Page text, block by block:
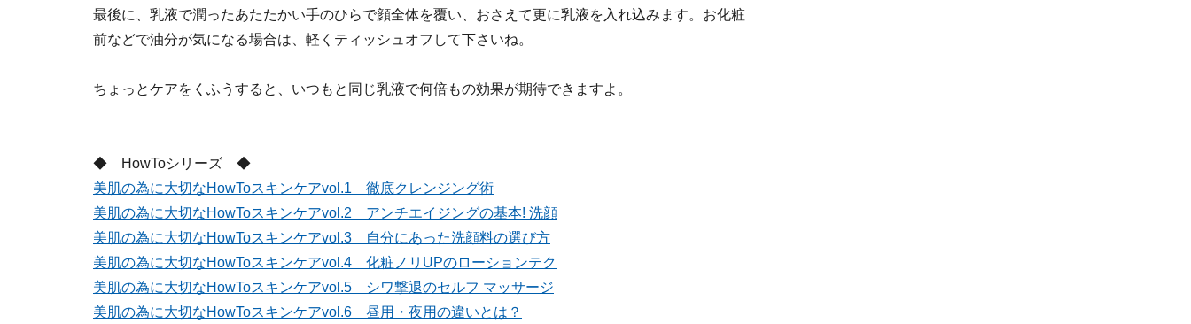
最後に、乳液で潤ったあたたかい手のひらで顔全体を覆い、おさえて更に乳液を入れ込みます。お化粧
前などで油分が気になる場合は、軽くティッシュオフして下さいね。
ちょっとケアをくふうすると、いつもと同じ乳液で何倍もの効果が期待できますよ。
◆ HowToシリーズ ◆
美肌の為に大切なHowToスキンケアvol.1 徹底クレンジング術
美肌の為に大切なHowToスキンケアvol.2 アンチエイジングの基本! 洗顔
美肌の為に大切なHowToスキンケアvol.3 自分にあった洗顔料の選び方
美肌の為に大切なHowToスキンケアvol.4 化粧ノリUPのローションテク
美肌の為に大切なHowToスキンケアvol.5 シワ撃退のセルフ マッサージ
美肌の為に大切なHowToスキンケアvol.6 昼用・夜用の違いとは？